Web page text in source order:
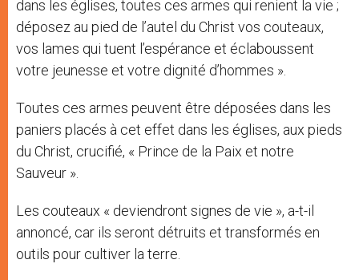
dans les églises, toutes ces armes qui renient la vie ;
déposez au pied de l’autel du Christ vos couteaux,
vos lames qui tuent l’espérance et éclaboussent
votre jeunesse et votre dignité d’hommes ».
Toutes ces armes peuvent être déposées dans les
paniers placés à cet effet dans les églises, aux pieds
du Christ, crucifié, « Prince de la Paix et notre
Sauveur ».
Les couteaux « deviendront signes de vie », a-t-il
annoncé, car ils seront détruits et transformés en
outils pour cultiver la terre.